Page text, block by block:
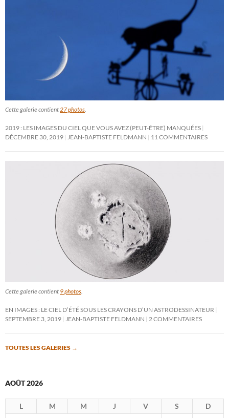
Cette galerie contient27 photos.
2019 : LES IMAGES DU CIEL QUE VOUS AVEZ (PEUT-ÊTRE) MANQUÉES
DÉCEMBRE 30, 2019 JEAN-BAPTISTE FELDMANN 11 COMMENTAIRES
Cette galerie contient 9 photos.
EN IMAGES : LE CIEL D’ÉTÉ SOUS LES CRAYONS D’UN ASTRODESSINATEUR
SEPTEMBRE 3, 2019 JEAN-BAPTISTE FELDMANN 2 COMMENTAIRES
TOUTES LES GALERIES →
AOÛT 2026
L M M J V S
D